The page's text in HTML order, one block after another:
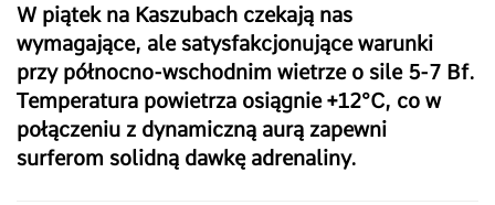
W piątek na Kaszubach czekają nas
wymagające, ale satysfakcjonujące warunki
przy północno-wschodnim wietrze o sile 5-7 Bf.
Temperatura powietrza osiągnie +12°C, co w
połączeniu z dynamiczną aurą zapewni
surferom solidną dawkę adrenaliny.